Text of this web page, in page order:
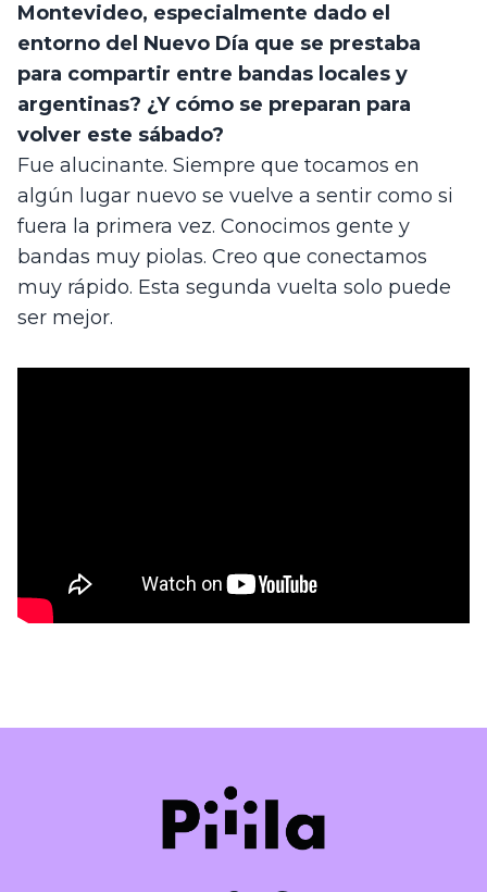
Montevideo, especialmente dado el
entorno del Nuevo Día que se prestaba
para compartir entre bandas locales y
argentinas? ¿Y cómo se preparan para
volver este sábado?
Fue alucinante. Siempre que tocamos en
algún lugar nuevo se vuelve a sentir como si
fuera la primera vez. Conocimos gente y
bandas muy piolas. Creo que conectamos
muy rápido. Esta segunda vuelta solo puede
ser mejor.